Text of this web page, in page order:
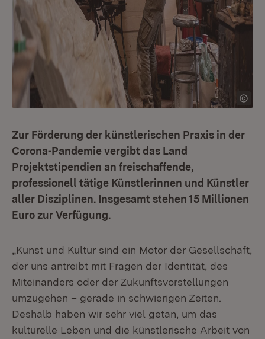
Zur Förderung der künstlerischen Praxis in der
Corona-Pandemie vergibt das Land
Projektstipendien an freischaffende,
professionell tätige Künstlerinnen und Künstler
aller Disziplinen. Insgesamt stehen 15 Millionen
Euro zur Verfügung.
„Kunst und Kultur sind ein Motor der Gesellschaft,
der uns antreibt mit Fragen der Identität, des
Miteinanders oder der Zukunftsvorstellungen
umzugehen – gerade in schwierigen Zeiten.
Deshalb haben wir sehr viel getan, um das
kulturelle Leben und die künstlerische Arbeit von